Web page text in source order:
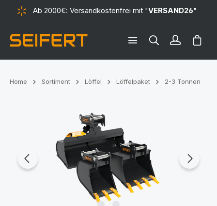
springenAb 2000€: Versandkostenfrei mit "VERSAND26"
Home Sortiment Löffel Löffelpaket 2-3 Tonnen